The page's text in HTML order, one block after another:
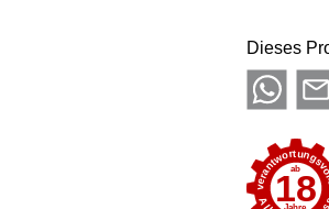
Dieses